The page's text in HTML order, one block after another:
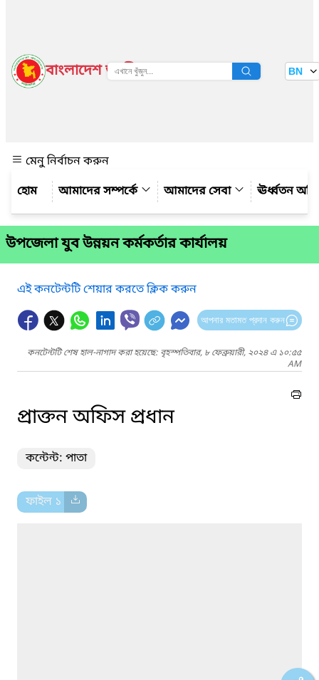
বাংলাদেশ জাতীয় তথ্য বাতায়ন BN
মেনু নির্বাচন করুন
আমাদের সম্পর্কে
আমাদের সেবা ঊর্ধ্বতন
উপজেলা যুব উন্নয়ন কর্মকর্তার কার্যালয়
এই কনটেন্টটি শেয়ার করতে ক্লিক করুন
আপনার মতামত প্রদান করুন
কনটেন্টটি শেষ হাল-নাগাদ করা হয়েছে: বৃহস্পতিবার, ৮ ফেব্রুয়ারী, ২০২৪ এ ১০:৫৫
AM
প্রাক্তন অফিস প্রধান
কন্টেন্ট: পাতা
ফাইল ১